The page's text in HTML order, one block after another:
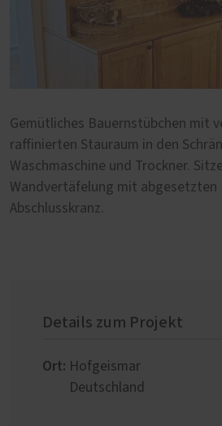
Gemütliches Bauernstübchen mit
raffinierten Stauraum in den
Waschmaschine und Trockner.
Wandvertäfelung mit abgesetzten
Abschlusskranz.
Details zum Projekt
Ort: Hofgeismar
Deutschland